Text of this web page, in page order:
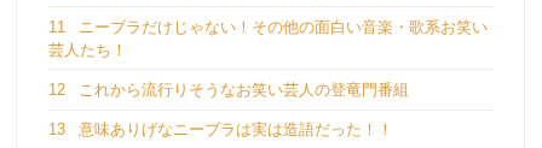
11
ニーブラだけじゃない！その他の面白い音楽・歌系お笑い
芸人たち！
12 これから流行りそうなお笑い芸人の登竜門番組
13 意味ありげなニーブラは実は造語だった！！